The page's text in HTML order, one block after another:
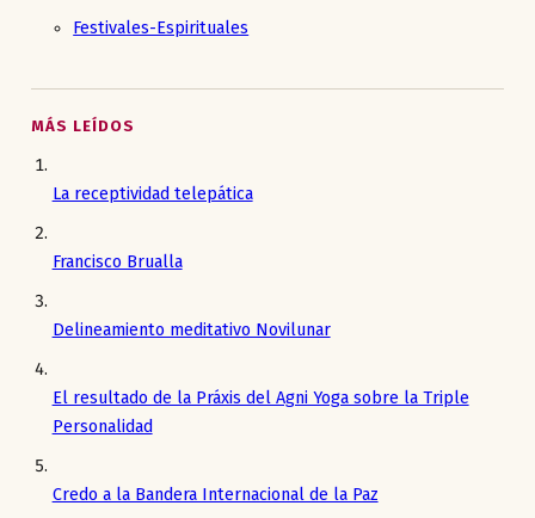
Festivales-Espirituales
MÁS LEÍDOS
La receptividad telepática
Francisco Brualla
Delineamiento meditativo Novilunar
El resultado de la Práxis del Agni Yoga sobre la Triple
Personalidad
Credo a la Bandera Internacional de la Paz